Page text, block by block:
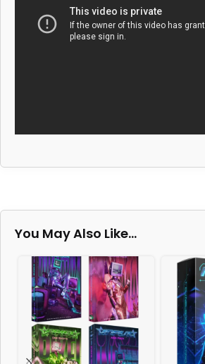
You May Also Like…